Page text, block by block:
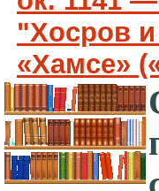
"Хосров
«Хамсе»